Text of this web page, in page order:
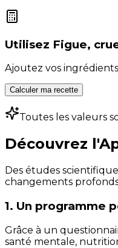
Utilisez Figue,
Ajoutez vos
Calculer ma recette
Toutes les valeurs
Découvrez
Des études
changements
1. Un programme
Grâce à un
santé mentale,